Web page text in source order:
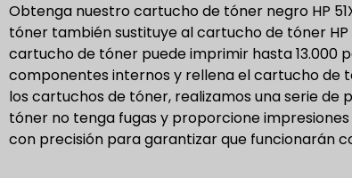
Obtenga nuestro cartucho de tóner negro HP
tóner también sustituye al cartucho de tóner
cartucho de tóner puede imprimir hasta 13.000
componentes internos y rellena el cartucho de
los cartuchos de tóner, realizamos una serie
tóner no tenga fugas y proporcione
con precisión para garantizar que funcionarán